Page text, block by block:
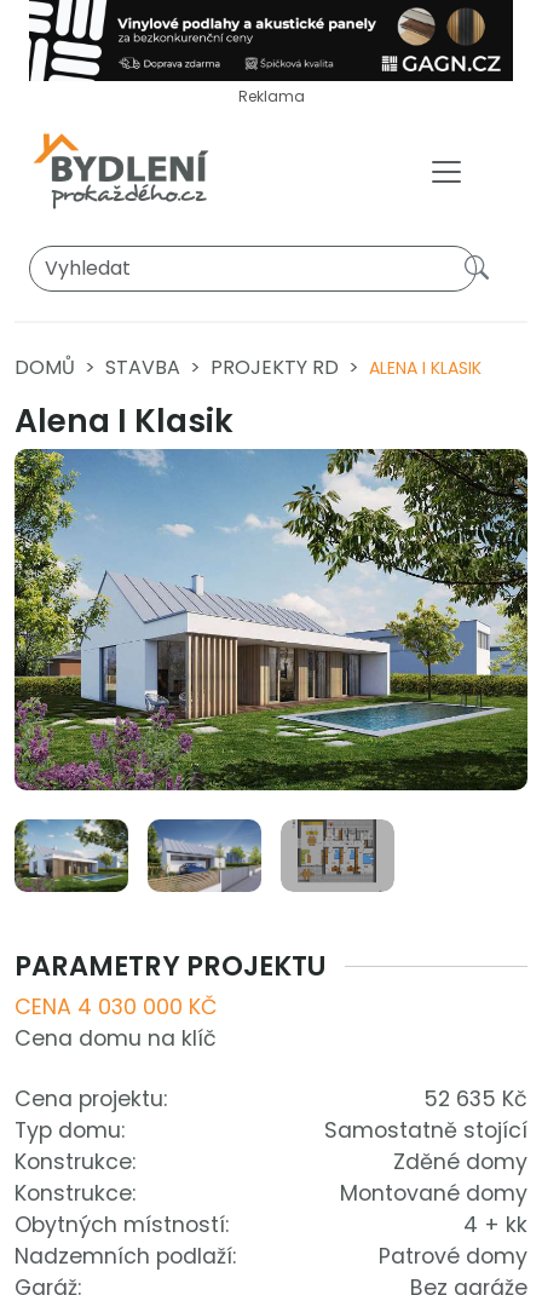
Reklama
DOMŮ STAVBA PROJEKTY RD ALENA I KLASIK
Alena I Klasik
PARAMETRY PROJEKTU
CENA 4 030 000 KČ
Cena domu na klíč
Cena projektu:
52 635 Kč
Typ domu:
Samostatně stojící
Konstrukce:
Zděné domy
Konstrukce:
Montované domy
Obytných místností:
4 + kk
Nadzemních podlaží:
Patrové domy
Garáž:
Bez garáže